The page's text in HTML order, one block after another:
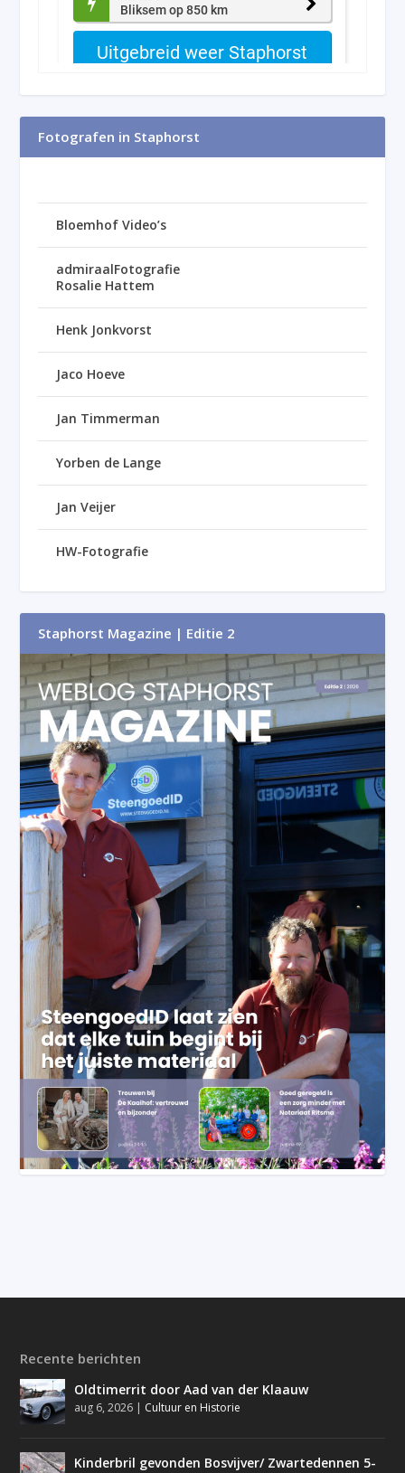
Fotografen in Staphorst
Bloemhof Video’s
admiraalFotografie
Rosalie Hattem
Henk Jonkvorst
Jaco Hoeve
Jan Timmerman
Yorben de Lange
Jan Veijer
HW-Fotografie
Staphorst Magazine | Editie 2
Recente berichten
Oldtimerrit door Aad van der Klaauw
aug 6, 2026 | Cultuur en Historie
Kinderbril gevonden Bosvijver/ Zwartedennen 5-